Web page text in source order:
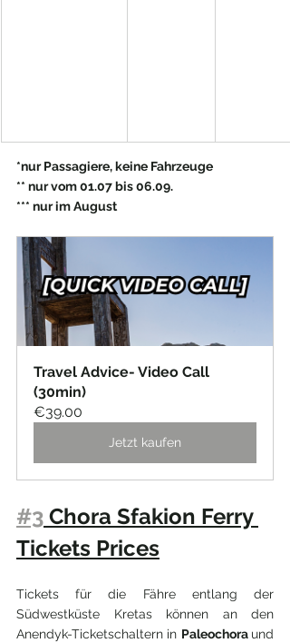
*nur Passagiere, keine Fahrzeuge
** nur vom 01.07 bis 06.09.
*** nur im August
Travel Advice- Video Call
(30min)
€39.00
Jetzt kaufen
#3 Chora Sfakion Ferry
Tickets Prices
Tickets für die Fähre entlang der
Südwestküste Kretas können an den
Anendyk-Ticketschaltern in Paleochora